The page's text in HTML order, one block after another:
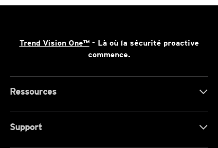
Trend Vision One™- Là où la sécurité proactive
commence.
Ressources
Support